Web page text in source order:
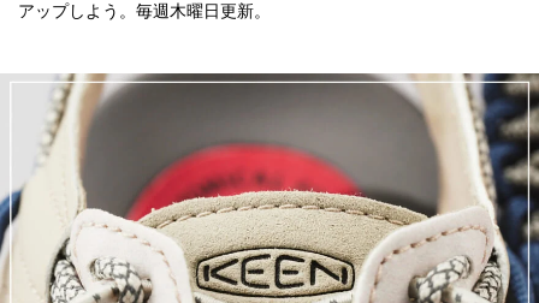
アップしよう。毎週木曜日更新。